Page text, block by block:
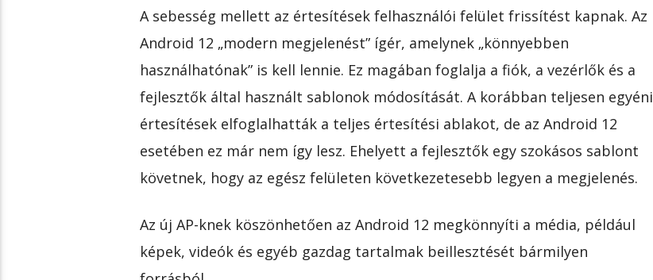
A sebesség mellett az értesítések felhasználói felület frissítést kapnak. Az
Android 12 „modern megjelenést” ígér, amelynek „könnyebben
használhatónak” is kell lennie. Ez magában foglalja a fiók, a vezérlők és a
fejlesztők által használt sablonok módosítását. A korábban teljesen egyéni
értesítések elfoglalhatták a teljes értesítési ablakot, de az Android 12
esetében ez már nem így lesz. Ehelyett a fejlesztők egy szokásos sablont
követnek, hogy az egész felületen következetesebb legyen a megjelenés.
Az új AP-knek köszönhetően az Android 12 megkönnyíti a média, például
képek, videók és egyéb gazdag tartalmak beillesztését bármilyen